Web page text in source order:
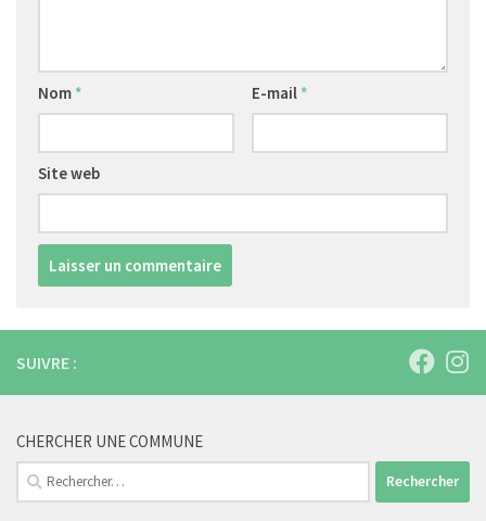
Nom * E-mail *
Site web
SUIVRE :
CHERCHER UNE COMMUNE
Rechercher :